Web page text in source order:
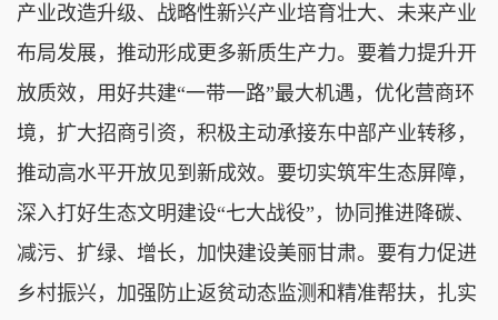
产业改造升级、战略性新兴产业培育壮大、未来产业
布局发展，推动形成更多新质生产力。要着力提升开
放质效，用好共建“一带一路”最大机遇，优化营商环
境，扩大招商引资，积极主动承接东中部产业转移，
推动高水平开放见到新成效。要切实筑牢生态屏障，
深入打好生态文明建设“七大战役”，协同推进降碳、
减污、扩绿、增长，加快建设美丽甘肃。要有力促进
乡村振兴，加强防止返贫动态监测和精准帮扶，扎实